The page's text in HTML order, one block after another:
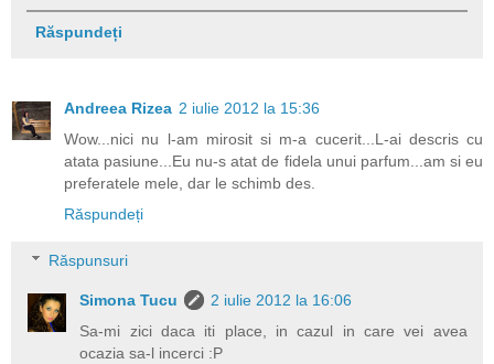
Răspundeți
Andreea Rizea 2 iulie 2012 la 15:36
Wow...nici nu l-am mirosit si m-a cucerit...L-ai descris cu
atata pasiune...Eu nu-s atat de fidela unui parfum...am si eu
preferatele mele, dar le schimb des.
Răspundeți
Răspunsuri
Simona Tucu
2 iulie 2012 la 16:06
Sa-mi zici daca iti place, in cazul in care vei avea
ocazia sa-l incerci :P